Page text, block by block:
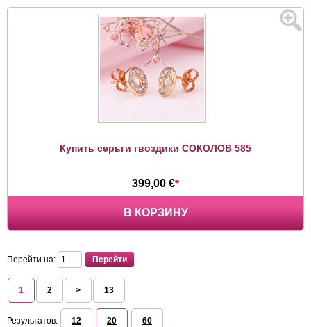
Купить серьги гвоздики СОКОЛОВ 585
399,00 €*
В КОРЗИНУ
Перейти на:
1 2 > 13
Результатов: 12 20 60